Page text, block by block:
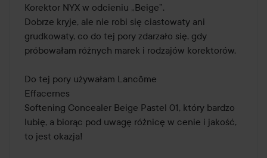
Korektor NYX w odcieniu „Beige”.
Dobrze kryje, ale nie robi się ciastowaty ani
grudkowaty, co do tej pory zdarzało się, gdy
próbowałam różnych marek i rodzajów korektorów.
Do tej pory używałam Lancôme
Effacernes
Softening Concealer Beige Pastel 01, który bardzo
lubię, a biorąc pod uwagę różnicę w cenie i jakość,
to jest okazja!